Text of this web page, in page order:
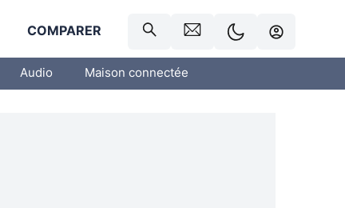
COMPARER
Audio Maison connectée